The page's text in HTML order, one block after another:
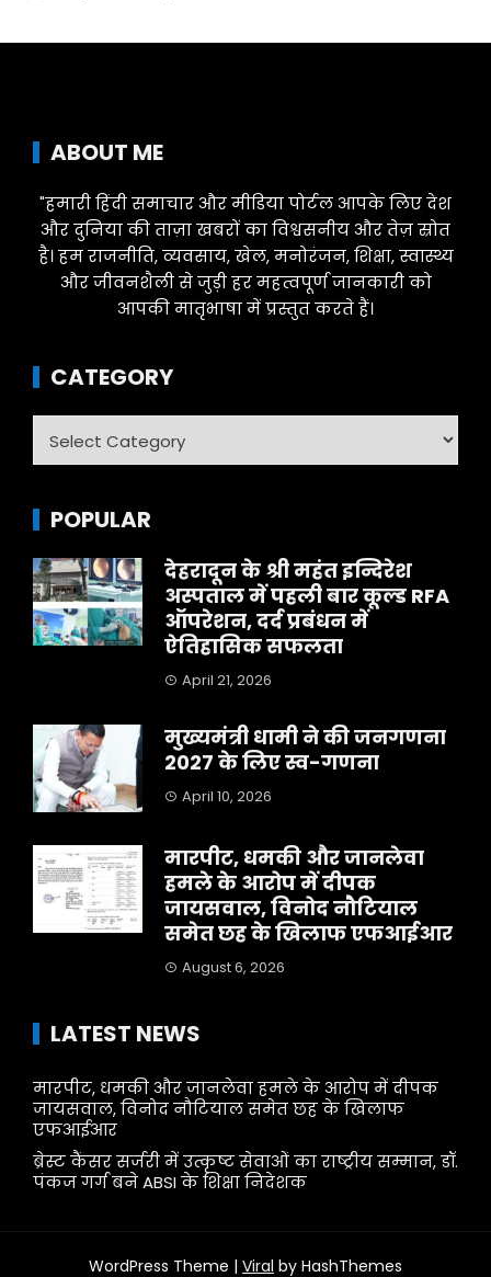
ABOUT ME
"हमारी हिंदी समाचार और मीडिया पोर्टल आपके लिए देश
और दुनिया की ताज़ा खबरों का विश्वसनीय और तेज़ स्रोत
है। हम राजनीति, व्यवसाय, खेल, मनोरंजन, शिक्षा, स्वास्थ्य
और जीवनशैली से जुड़ी हर महत्वपूर्ण जानकारी को
आपकी मातृभाषा में प्रस्तुत करते हैं।
CATEGORY
POPULAR
देहरादून के श्री महंत इन्दिरेश
अस्पताल में पहली बार कूल्ड RFA
ऑपरेशन, दर्द प्रबंधन में
ऐतिहासिक सफलता
April 21, 2026
मुख्यमंत्री धामी ने की जनगणना
2027 के लिए स्व-गणना
April 10, 2026
मारपीट, धमकी और जानलेवा
हमले के आरोप में दीपक
जायसवाल, विनोद नौटियाल
समेत छह के खिलाफ एफआईआर
August 6, 2026
LATEST NEWS
मारपीट, धमकी और जानलेवा हमले के आरोप में दीपक
जायसवाल, विनोद नौटियाल समेत छह के खिलाफ
एफआईआर
ब्रेस्ट कैंसर सर्जरी में उत्कृष्ट सेवाओं का राष्ट्रीय सम्मान, डॉ.
पंकज गर्ग बने ABSI के शिक्षा निदेशक
WordPress Theme | Viral by HashThemes